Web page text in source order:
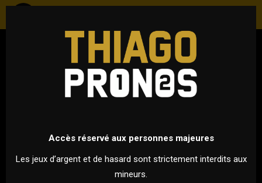
HOCKEY
NHL - SAISON RÉGULIÈRE
19 NOVEMBRE 2022 À 04H00
VS
Accès réservé aux personnes majeures
Les jeux d’argent et de hasard sont strictement interdits aux
mineurs.